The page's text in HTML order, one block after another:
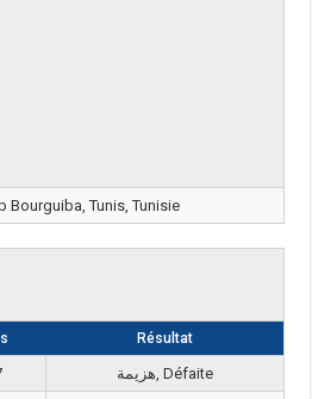
Bourguiba, Tunis, Tunisie
Résultat
هزيمة, Défaite